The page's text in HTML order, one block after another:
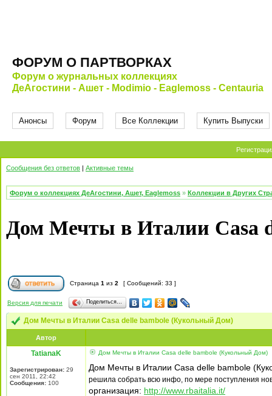
ФОРУМ О ПАРТВОРКАХ
Форум о журнальных коллекциях
ДеАгостини - Ашет - Modimio - Eaglemoss - Centauria
Анонсы Форум Все Коллекции Купить Выпуски
Сообщения без ответов | Активные темы
Форум о коллекциях ДеАгостини, Ашет, Eaglemoss » Коллекции в Других
Дом Мечты в Италии Casa
Страница 1 из 2 [ Сообщений: 33 ]
Версия для печати Поделиться…
Дом Мечты в Италии Casa delle bambole (Кукольный Дом)
Автор
TatianaK
Зарегистрирован: 29
сен 2011, 22:42
Сообщения: 100
Дом Мечты в Италии Casa delle bambole (Кукольный Дом)
Дом Мечты в Италии Casa delle bambole
решила собрать всю инфо, по мере поступления
организация: http://www.rbaitalia.it/